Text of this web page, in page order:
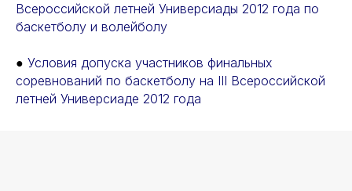
Всероссийской летней Универсиады 2012 года по
баскетболу и волейболу
● Условия допуска участников финальных
соревнований по баскетболу на III Всероссийской
летней Универсиаде 2012 года
МЕТОДИЧЕСКИЙ ЦЕНТР
ПОВЫШЕНИЕ
КВАЛИФИКАЦИИ
ПРЕСС-ЦЕНТР